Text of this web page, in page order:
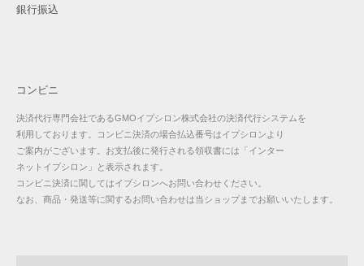
銀行振込
コンビニ
決済代行専門会社であるGMOイプシロン株式会社の決済代行システムを
利用しております。コンビニ決済の場合払込番号はイプシロンより
ご案内がございます。お支払後に発行される領収書には「インター
ネットイプシロン」と表示されます。
コンビニ決済に関してはイプシロンへお問い合わせください。
なお、商品・発送等に関するお問い合わせは当ショップまでお願いいたします。